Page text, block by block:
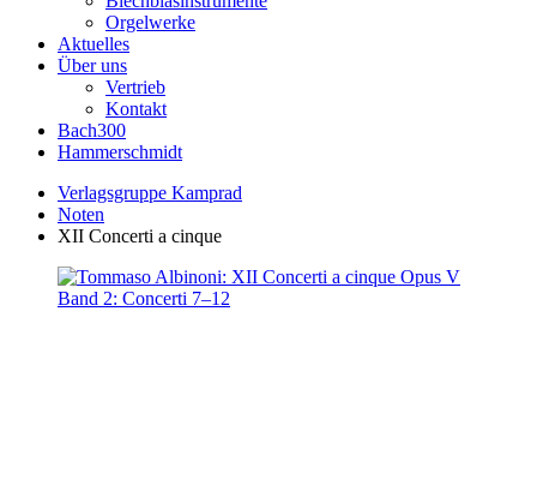
Orgelwerke
Aktuelles
Über uns
Vertrieb
Kontakt
Bach300
Hammerschmidt
Verlagsgruppe Kamprad
Noten
XII Concerti a cinque